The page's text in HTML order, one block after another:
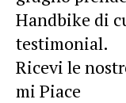
Handbike di
testimonial.
Ricevi le
mi Piace